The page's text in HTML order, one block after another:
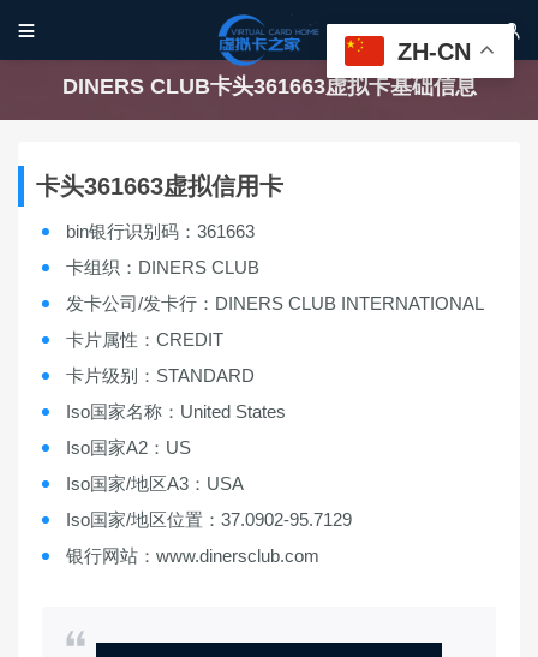
 
DINERS CLUB卡头361663虚拟卡基础信息
卡头361663虚拟信用卡
bin银行识别码：361663
卡组织：DINERS CLUB
发卡公司/发卡行：DINERS CLUB INTERNATIONAL
卡片属性：CREDIT
卡片级别：STANDARD
Iso国家名称：United States
Iso国家A2：US
Iso国家/地区A3：USA
Iso国家/地区位置：37.0902-95.7129
银行网站：www.dinersclub.com
ZH-CN